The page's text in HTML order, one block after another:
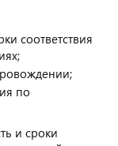
соответствия
по
и сроки